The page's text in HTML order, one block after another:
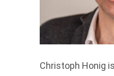
Christoph Honig